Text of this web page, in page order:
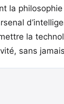
la philosophie
la
sans